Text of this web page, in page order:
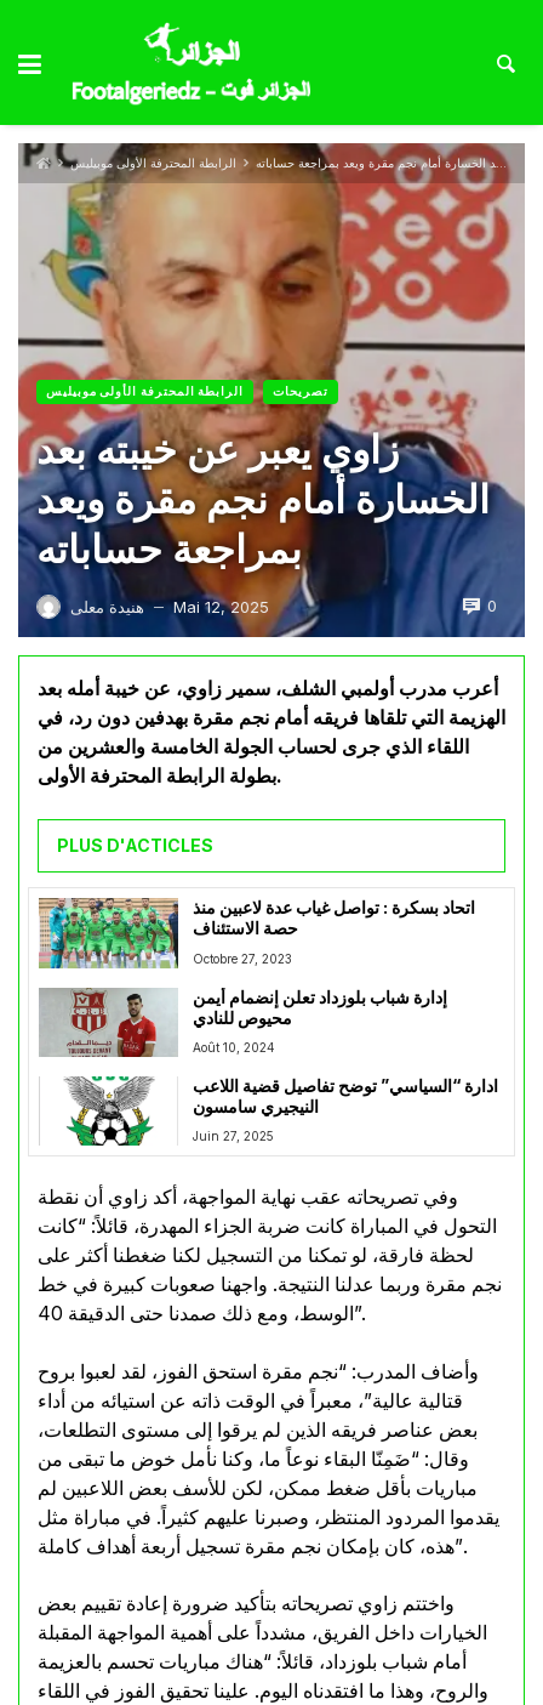
الرابطة المحترفة الأولى موبيليس زاوي يعبر عن خيبته بعد الخسارة أمام نجم مقرة ويعد بمراجعة حساباته
الرابطة المحترفة الأولى موبيليس تصريحات
زاوي يعبر عن خيبته بعد
الخسارة أمام نجم مقرة ويعد
بمراجعة حساباته
هنيدة معلى — Mai 12, 2025 0
أعرب مدرب أولمبي الشلف، سمير زاوي، عن خيبة أمله بعد
الهزيمة التي تلقاها فريقه أمام نجم مقرة بهدفين دون رد، في
اللقاء الذي جرى لحساب الجولة الخامسة والعشرين من
بطولة الرابطة المحترفة الأولى.
PLUS D'ACTICLES
اتحاد بسكرة : تواصل غياب عدة لاعبين منذ
حصة الاستئناف
Octobre 27, 2023
إدارة شباب بلوزداد تعلن إنضمام أيمن
محيوص للنادي
Août 10, 2024
ادارة “السياسي” توضح تفاصيل قضية اللاعب
النيجيري سامسون
Juin 27, 2025
وفي تصريحاته عقب نهاية المواجهة، أكد زاوي أن نقطة
التحول في المباراة كانت ضربة الجزاء المهدرة، قائلاً: “كانت
لحظة فارقة، لو تمكنا من التسجيل لكنا ضغطنا أكثر على
نجم مقرة وربما عدلنا النتيجة. واجهنا صعوبات كبيرة في خط
الوسط، ومع ذلك صمدنا حتى الدقيقة 40”.
وأضاف المدرب: “نجم مقرة استحق الفوز، لقد لعبوا بروح
قتالية عالية”، معبراً في الوقت ذاته عن استيائه من أداء
بعض عناصر فريقه الذين لم يرقوا إلى مستوى التطلعات،
وقال: “ضَمِنّا البقاء نوعاً ما، وكنا نأمل خوض ما تبقى من
مباريات بأقل ضغط ممكن، لكن للأسف بعض اللاعبين لم
يقدموا المردود المنتظر، وصبرنا عليهم كثيراً. في مباراة مثل
هذه، كان بإمكان نجم مقرة تسجيل أربعة أهداف كاملة”.
واختتم زاوي تصريحاته بتأكيد ضرورة إعادة تقييم بعض
الخيارات داخل الفريق، مشدداً على أهمية المواجهة المقبلة
أمام شباب بلوزداد، قائلاً: “هناك مباريات تحسم بالعزيمة
والروح، وهذا ما افتقدناه اليوم. علينا تحقيق الفوز في اللقاء